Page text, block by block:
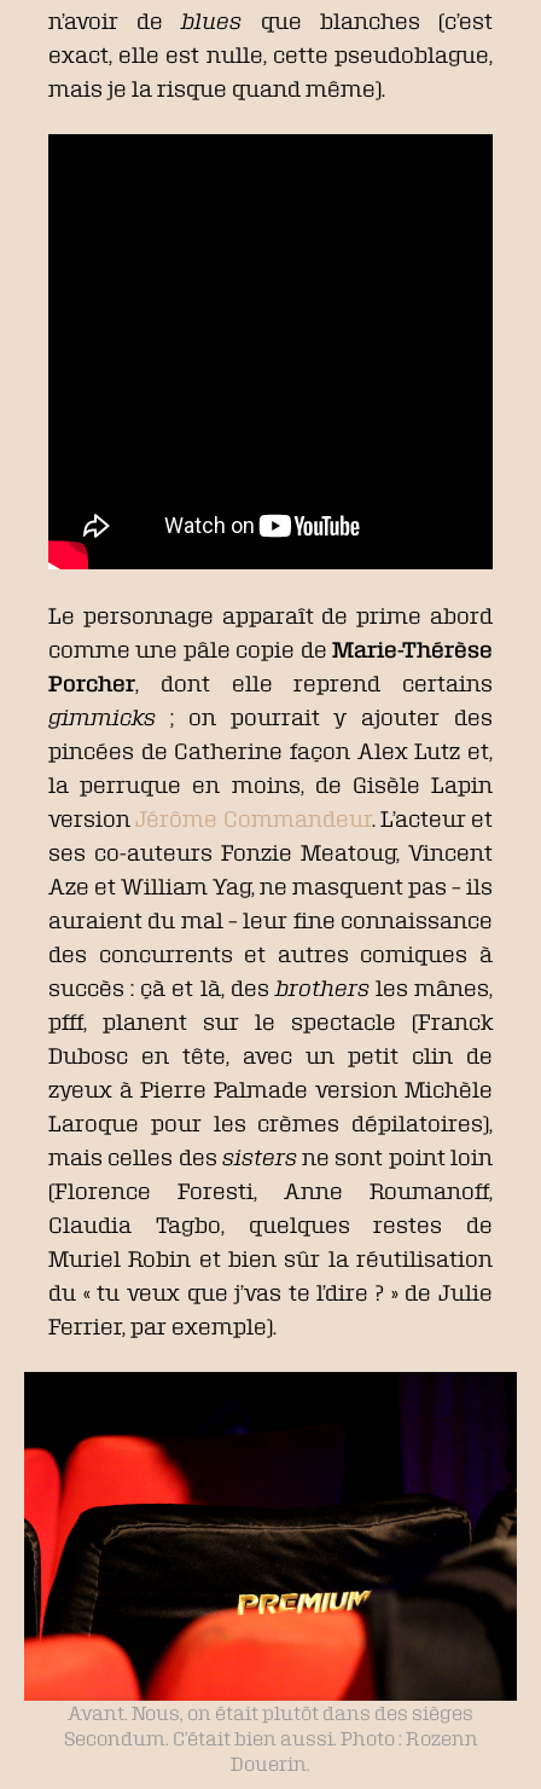
n’avoir de blues que blanches (c’est
exact, elle est nulle, cette pseudoblague,
mais je la risque quand même).
Le personnage apparaît de prime abord
comme une pâle copie de Marie-Thérèse
Porcher , dont elle reprend certains
gimmicks ; on pourrait y ajouter des
pincées de Catherine façon Alex Lutz et,
la perruque en moins, de Gisèle Lapin
version Jérôme Commandeur. L’acteur et
ses co-auteurs Fonzie Meatoug, Vincent
Aze et William Yag, ne masquent pas – ils
auraient du mal – leur fine connaissance
des concurrents et autres comiques à
succès : çà et là, des brothersles mânes,
pfff, planent sur le spectacle (Franck
Dubosc en tête, avec un petit clin de
zyeux à Pierre Palmade version Michèle
Laroque pour les crèmes dépilatoires),
mais celles des sistersne sont point loin
(Florence Foresti, Anne Roumanoff,
Claudia Tagbo, quelques restes de
Muriel Robin et bien sûr la réutilisation
du « tu veux que j’vas te l’dire ? » de Julie
Ferrier, par exemple).
Avant. Nous, on était plutôt dans des sièges
Secondum. C’était bien aussi. Photo : Rozenn
Douerin.